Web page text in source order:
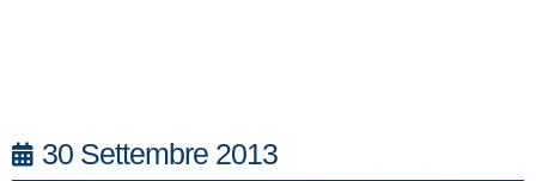
30 Settembre 2013